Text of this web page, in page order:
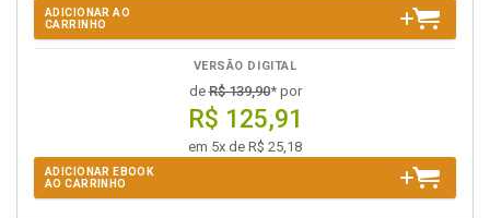
ADICIONAR AO
CARRINHO
VERSÃO DIGITAL
deR$ 139,90* por
R$ 125,91
em 5x de R$ 25,18
ADICIONAR EBOOK
AO CARRINHO